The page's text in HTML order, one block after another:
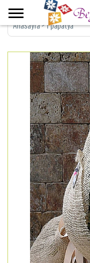
Anasayfa>1 papatya